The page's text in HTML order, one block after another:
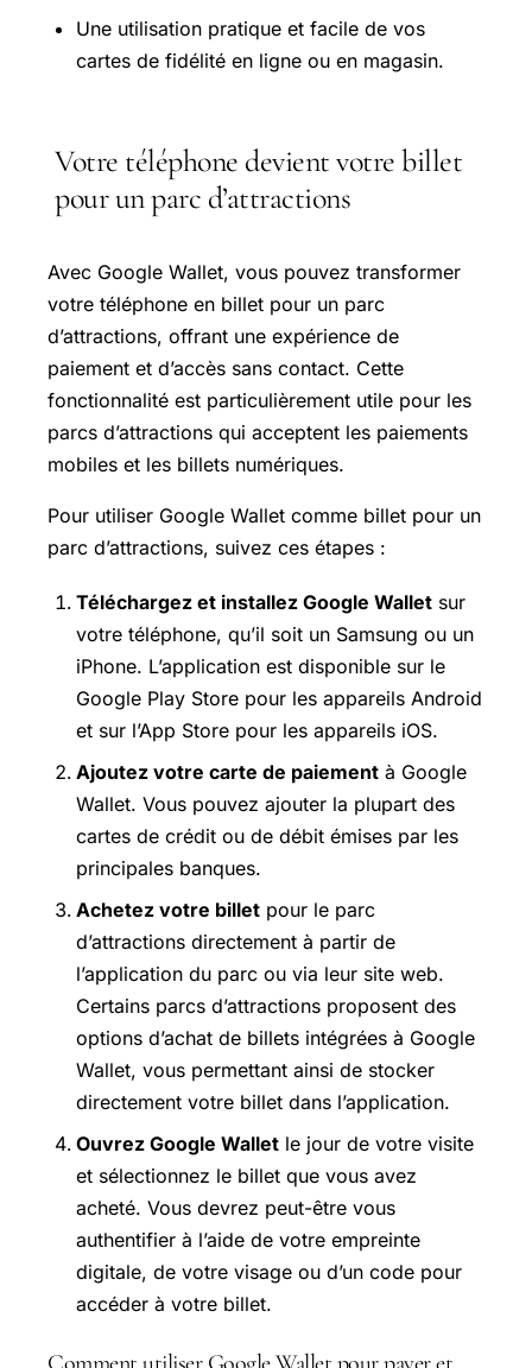
Une utilisation pratique et facile de vos
cartes de fidélité en ligne ou en magasin.
Votre téléphone devient votre billet
pour un parc d’attractions
Avec Google Wallet, vous pouvez transformer
votre téléphone en billet pour un parc
d’attractions, offrant une expérience de
paiement et d’accès sans contact. Cette
fonctionnalité est particulièrement utile pour les
parcs d’attractions qui acceptent les paiements
mobiles et les billets numériques.
Pour utiliser Google Wallet comme billet pour un
parc d’attractions, suivez ces étapes :
Téléchargez et installez Google Wallet sur
votre téléphone, qu’il soit un Samsung ou un
iPhone. L’application est disponible sur le
Google Play Store pour les appareils Android
et sur l’App Store pour les appareils iOS.
Ajoutez votre carte de paiement à Google
Wallet. Vous pouvez ajouter la plupart des
cartes de crédit ou de débit émises par les
principales banques.
Achetez votre billet pour le parc
d’attractions directement à partir de
l’application du parc ou via leur site web.
Certains parcs d’attractions proposent des
options d’achat de billets intégrées à Google
Wallet, vous permettant ainsi de stocker
directement votre billet dans l’application.
Ouvrez Google Wallet le jour de votre visite
et sélectionnez le billet que vous avez
acheté. Vous devrez peut-être vous
authentifier à l’aide de votre empreinte
digitale, de votre visage ou d’un code pour
accéder à votre billet.